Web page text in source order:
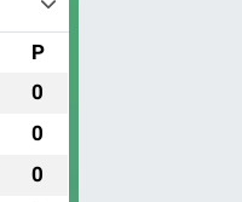
P
0
0
0